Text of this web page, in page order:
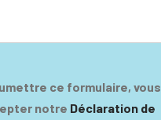
ce formulaire, vous
notre Déclaration de